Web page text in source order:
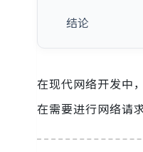
结论
在现代网络开发中
在需要进行网络请